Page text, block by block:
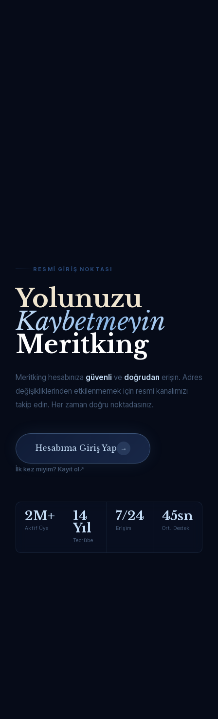
RESMI GIRIŞ NOKTASI
Yolunuzu
Kaybetmeyin
Meritking
Meritking hesabınıza güvenli ve doğrudan erişin. Adres
değişikliklerinden etkilenmemek için resmi kanalımızı
takip edin. Her zaman doğru noktadasınız.
Hesabıma Giriş Yap →
İlk kez miyim? Kayıt ol
2M+
Aktif Üye
14
Yıl
Tecrübe
7/24
Erişim
45sn
Ort. Destek